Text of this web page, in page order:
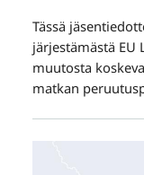
Tässä
järjestämästä
muutosta
matkan